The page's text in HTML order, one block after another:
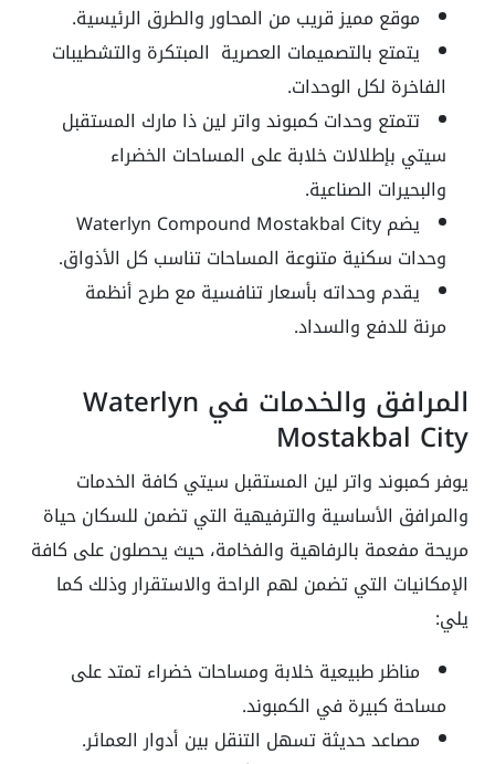
موقع مميز قريب من المحاور والطرق الرئيسية.
يتمتع بالتصميمات العصرية المبتكرة والتشطيبات
الفاخرة لكل الوحدات.
تتمتع وحدات كمبوند واتر لين ذا مارك المستقبل
سيتي بإطلالات خلابة على المساحات الخضراء
والبحيرات الصناعية.
يضم Waterlyn Compound Mostakbal City
وحدات سكنية متنوعة المساحات تناسب كل الأذواق.
يقدم وحداته بأسعار تنافسية مع طرح أنظمة
مرنة للدفع والسداد.
المرافق والخدمات في Waterlyn
Mostakbal City
يوفر كمبوند واتر لين المستقبل سيتي كافة الخدمات
والمرافق الأساسية والترفيهية التي تضمن للسكان حياة
مريحة مفعمة بالرفاهية والفخامة، حيث يحصلون على كافة
الإمكانيات التي تضمن لهم الراحة والاستقرار وذلك كما
يلي:
مناظر طبيعية خلابة ومساحات خضراء تمتد على
مساحة كبيرة في الكمبوند.
مصاعد حديثة تسهل التنقل بين أدوار العمائر.